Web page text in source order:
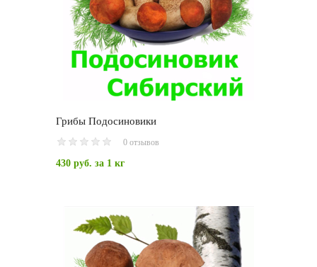
Грибы Подосиновики
0 отзывов
430 руб. за 1 кг